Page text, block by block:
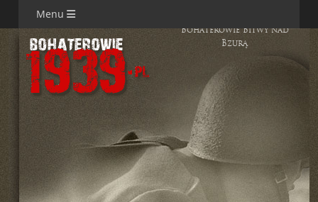
Menu
Bohaterowie Bitwy nad
Bzurą